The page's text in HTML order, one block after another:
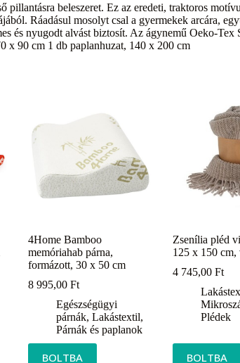
pillantásra beleszeret. Ez az eredeti, traktoros
Ráadásul mosolyt csal a gyermekek arcára,
és nyugodt alvást biztosít. Az ágynemű Oeko-
x 90 cm 1 db paplanhuzat, 140 x 200 cm
4Home Bamboo
memóriahab párna,
formázott, 30 x 50 cm
8 995,00Ft
Egészségügyi
párnák,Lakástextil,
Párnák és paplanok
BOLTBA
Zsenília pléd
125 x 150 cm,
4 745,00Ft
Plédek
BOLTBA